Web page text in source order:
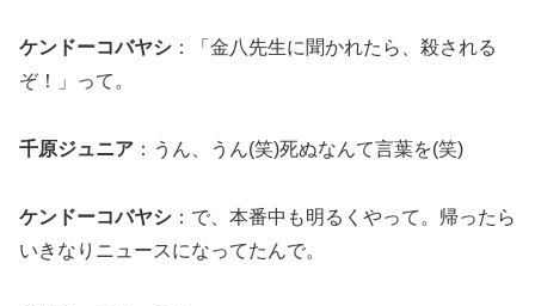
ケンドーコバヤシ ：「金八先生に聞かれたら、殺される
ぞ！」って。
千原ジュニア ：うん、うん(笑)死ぬなんて言葉を(笑)
ケンドーコバヤシ ：で、本番中も明るくやって。帰ったら
いきなりニュースになってたんで。